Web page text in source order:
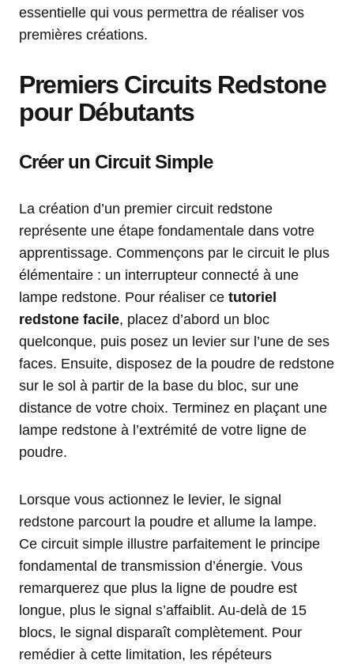
essentielle qui vous permettra de réaliser vos
premières créations.
Premiers Circuits Redstone
pour Débutants
Créer un Circuit Simple
La création d’un premier circuit redstone
représente une étape fondamentale dans votre
apprentissage. Commençons par le circuit le plus
élémentaire : un interrupteur connecté à une
lampe redstone. Pour réaliser ce tutoriel
redstone facile, placez d’abord un bloc
quelconque, puis posez un levier sur l’une de ses
faces. Ensuite, disposez de la poudre de redstone
sur le sol à partir de la base du bloc, sur une
distance de votre choix. Terminez en plaçant une
lampe redstone à l’extrémité de votre ligne de
poudre.
Lorsque vous actionnez le levier, le signal
redstone parcourt la poudre et allume la lampe.
Ce circuit simple illustre parfaitement le principe
fondamental de transmission d’énergie. Vous
remarquerez que plus la ligne de poudre est
longue, plus le signal s’affaiblit. Au-delà de 15
blocs, le signal disparaît complètement. Pour
remédier à cette limitation, les répéteurs